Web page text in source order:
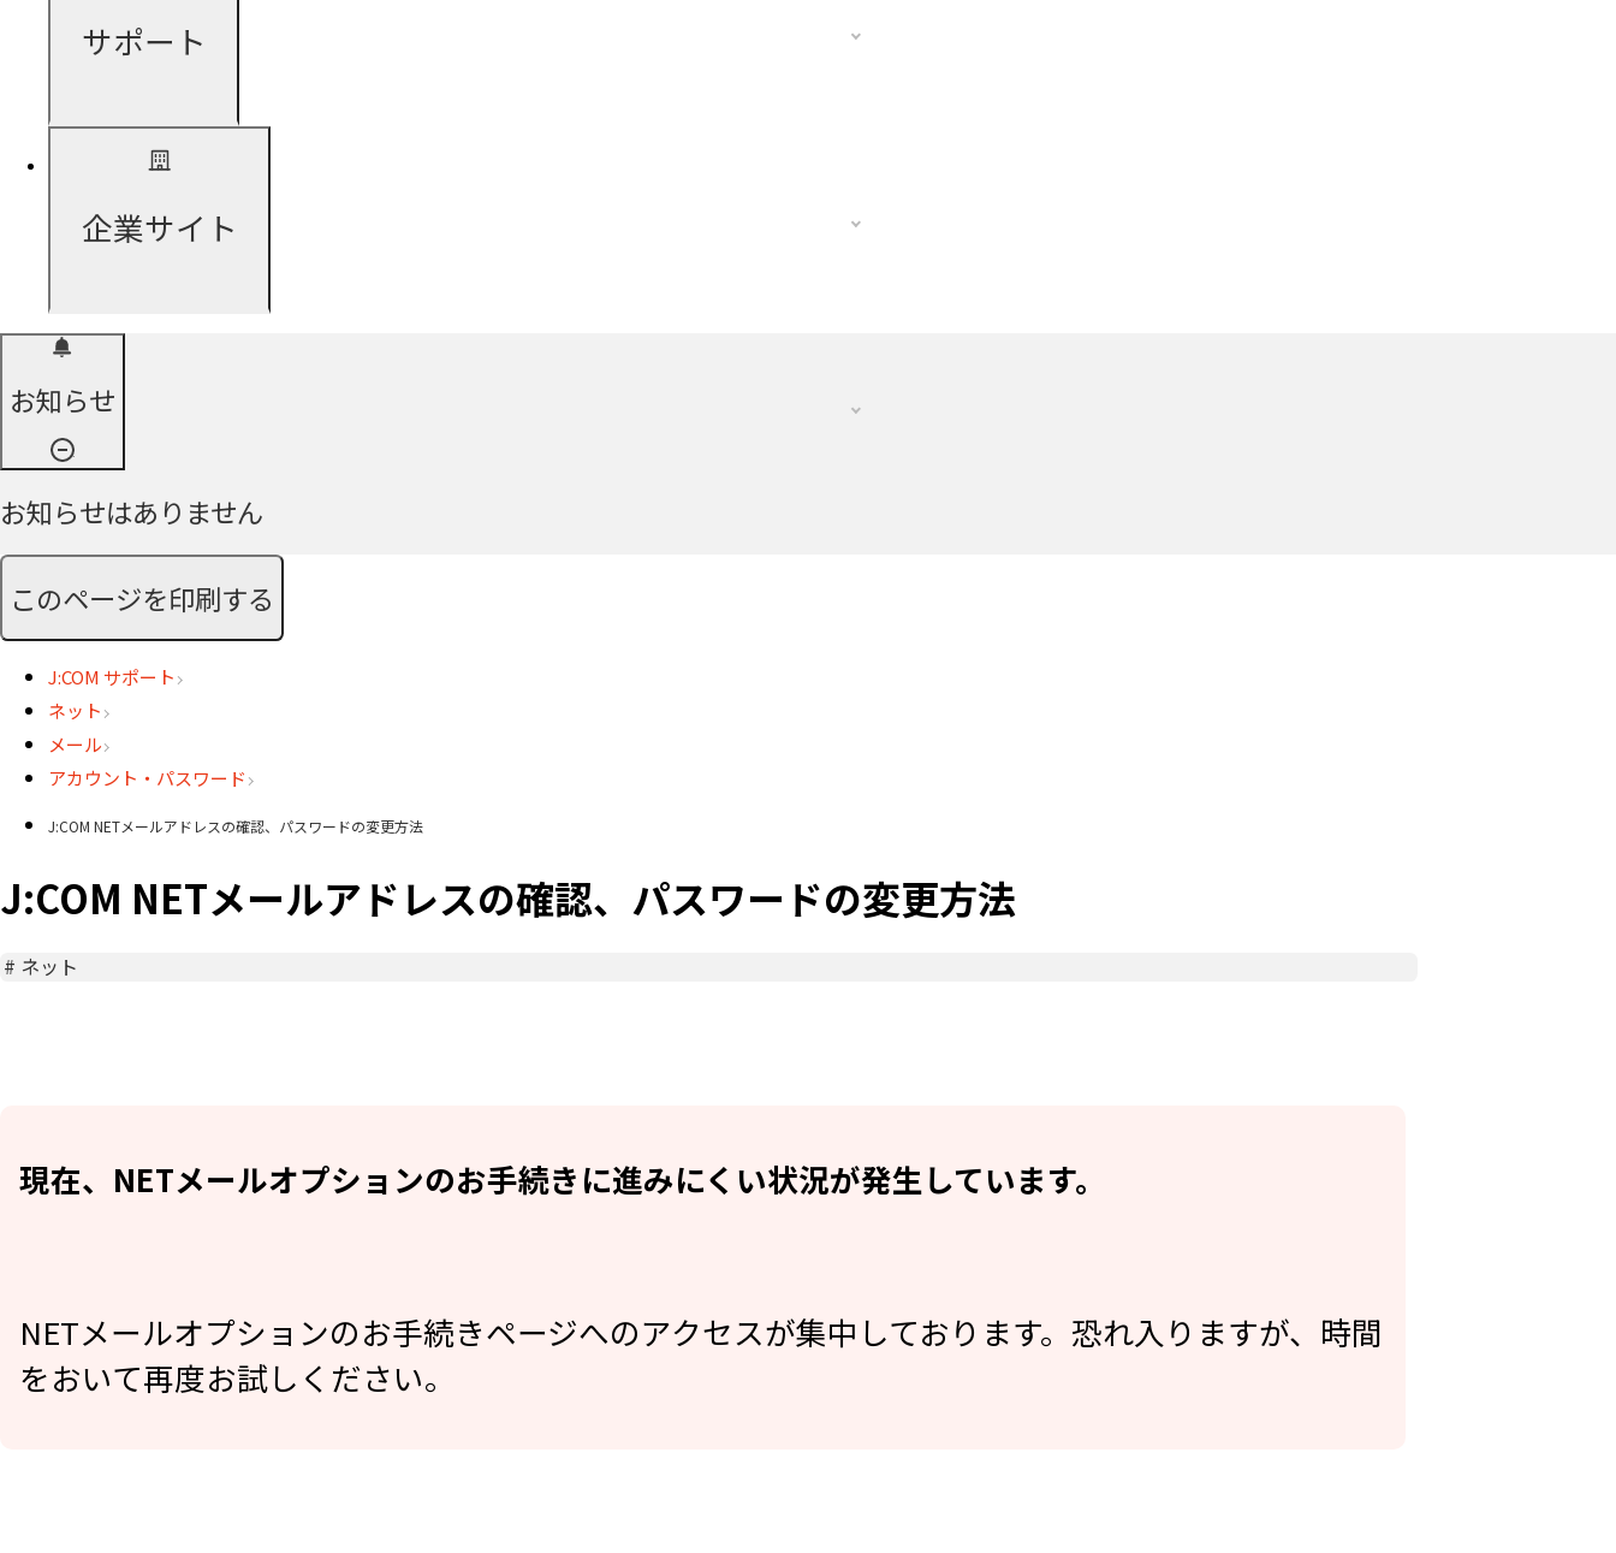
サポート
企業サイト
お知らせ
お知らせはありません
このページを印刷する
J:COM サポート
ネット
メール
アカウント・パスワード
J:COM NETメールアドレスの確認、パスワードの変更方法
J:COM NETメールアドレスの確認、パスワードの変更方法
# ネット
現在、NETメールオプションのお手続きに進みにくい状況が発生しています。
NETメールオプションのお手続きページへのアクセスが集中しております。恐れ入りますが、時間
をおいて再度お試しください。